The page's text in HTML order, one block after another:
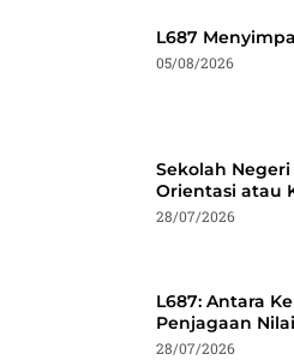
L687
05/08/2026
Sekolah
Orientasi atau
28/07/2026
L687: Antara
Penjagaan
28/07/2026